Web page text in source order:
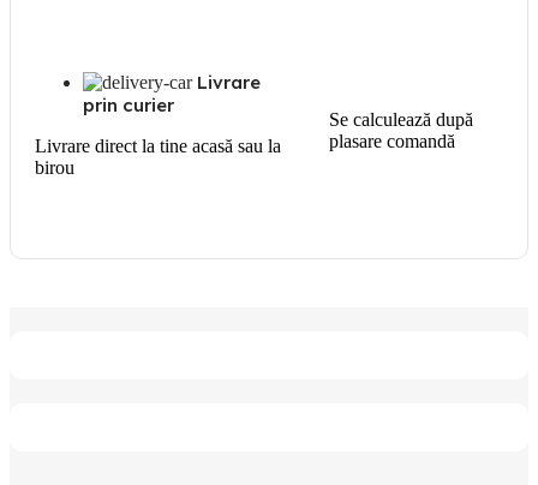
Livrare
prin curier
Livrare direct la tine acasă sau la
birou
Se calculează după
plasare comandă